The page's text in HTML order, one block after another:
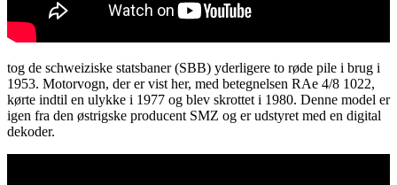
tog de schweiziske statsbaner (SBB) yderligere to røde pile i brug i
1953. Motorvogn, der er vist her, med betegnelsen RAe 4/8 1022,
kørte indtil en ulykke i 1977 og blev skrottet i 1980. Denne model er
igen fra den østrigske producent SMZ og er udstyret med en digital
dekoder.